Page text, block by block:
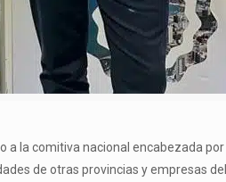
a la comitiva nacional encabezada
de otras provincias y empresas